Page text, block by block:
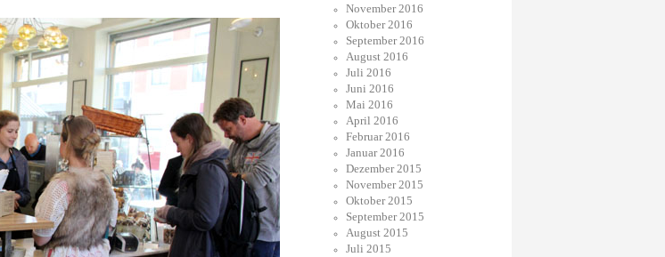
November 2016
Oktober 2016
September 2016
August 2016
Juli 2016
Juni 2016
Mai 2016
April 2016
Februar 2016
Januar 2016
Dezember 2015
November 2015
Oktober 2015
September 2015
August 2015
Juli 2015